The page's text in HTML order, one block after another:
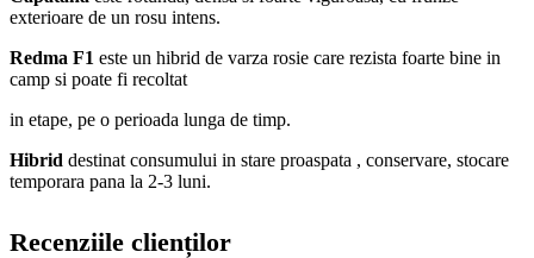
exterioare de un rosu intens.
Redma F1 este un hibrid de varza rosie care rezista foarte bine in
camp si poate fi recoltat
in etape, pe o perioada lunga de timp.
Hibrid destinat consumului in stare proaspata , conservare, stocare
temporara pana la 2-3 luni.
Recenziile clienților